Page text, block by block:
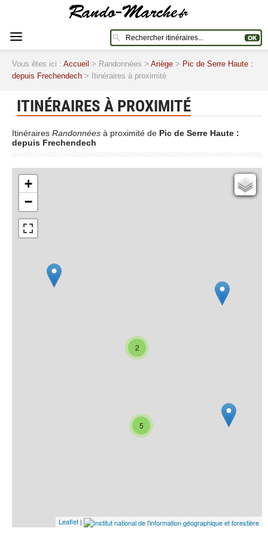
Vous êtes ici : Accueil > Randonnées > Ariège > Pic de Serre Haute :
depuis Frechendech > Itinéraires à proximité
ITINÉRAIRES À PROXIMITÉ
Itinéraires Randonnées à proximité de Pic de Serre Haute :
depuis Frechendech
5
2
+
−
Leaflet |